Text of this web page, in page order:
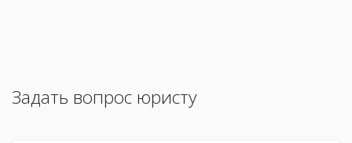
Задать вопрос юристу